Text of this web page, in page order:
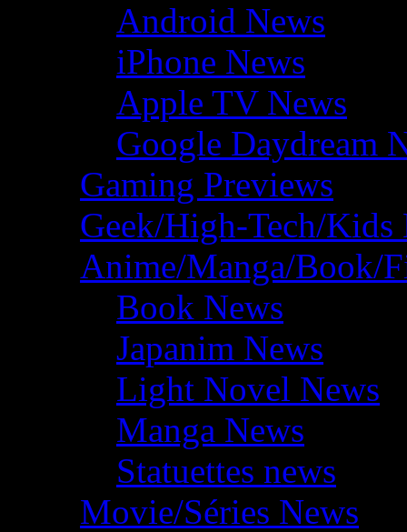
Android News
iPhone News
Apple TV News
Google Daydream
Gaming Previews
Geek/High-Tech/Kids
Anime/Manga/Book/
Book News
Japanim News
Light Novel News
Manga News
Statuettes news
Movie/Séries News